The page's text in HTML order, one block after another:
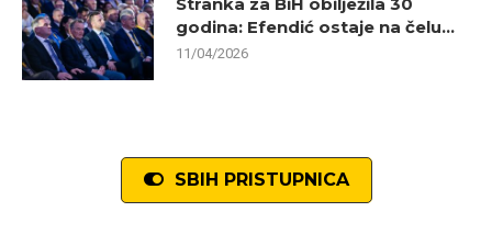
godina: Efendić ostaje na čelu...
11/04/2026
SBIH PRISTUPNICA